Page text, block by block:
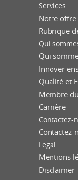
Services
Notre offre
Rubrique
Qui
Qui
Innover
Qualité et
Membre
Carrière
Contactez-
Contactez-
Legal
Mentions
Disclaimer